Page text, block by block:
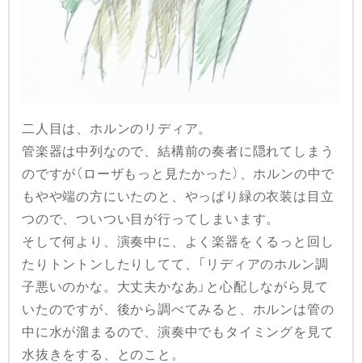
二人目は、ホルンのリディア。
管楽器は中列なので、結構前の奏者に隠れてしまう
のですが（ローザもっと見たかった）、ホルンの中で
もやや端の方にいたのと、やっぱり緑の衣装は目立
つので、ついつい目が行ってしまいます。
そして何より、演奏中に、よく楽器をくるっと回し
たりトントンしたりしてて、「リディアのホルン調
子悪いのかな。大丈夫かなあ」と心配しながら見て
いたのですが、後から調べてみると、ホルンは管の
中に水が溜まるので、演奏中でもタイミングを見て
水抜きをする、とのこと。